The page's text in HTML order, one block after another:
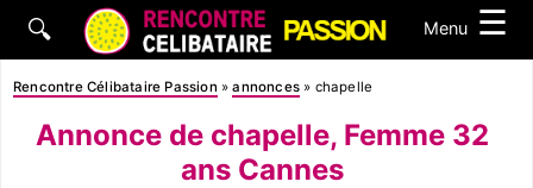
🔍 Menu ☰
Rencontre Célibataire Passion »annonces » chapelle
Annonce de chapelle, Femme 32
ans Cannes